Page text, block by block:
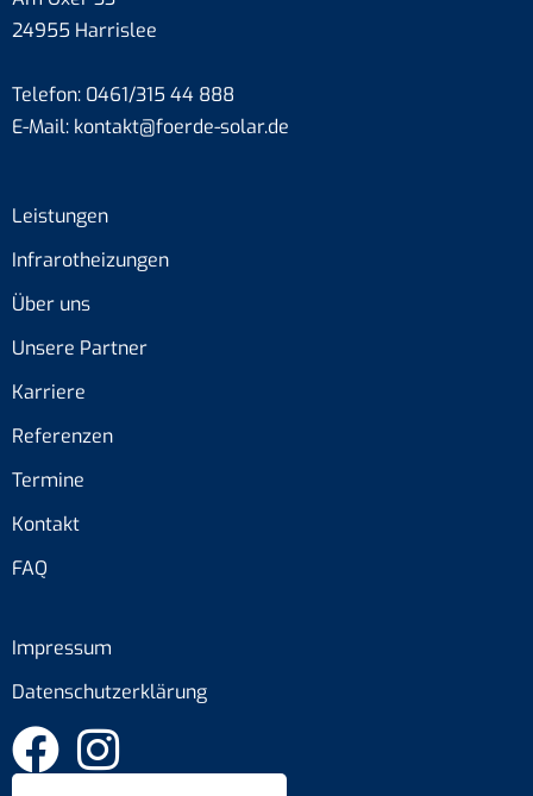
24955 Harrislee
Telefon: 0461/315 44 888
E-Mail: kontakt@foerde-solar.de
Leistungen
Infrarotheizungen
Über uns
Unsere Partner
Karriere
Referenzen
Termine
Kontakt
FAQ
Impressum
Datenschutzerklärung